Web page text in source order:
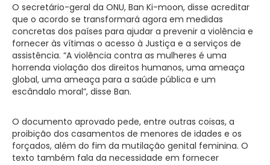
O secretário-geral da ONU, Ban Ki-moon, disse acreditar
que o acordo se transformará agora em medidas
concretas dos países para ajudar a prevenir a violência e
fornecer às vítimas o acesso à Justiça e a serviços de
assistência. “A violência contra as mulheres é uma
horrenda violação dos direitos humanos, uma ameaça
global, uma ameaça para a saúde pública e um
escândalo moral”, disse Ban.
O documento aprovado pede, entre outras coisas, a
proibição dos casamentos de menores de idades e os
forçados, além do fim da mutilação genital feminina. O
texto também fala da necessidade em fornecer